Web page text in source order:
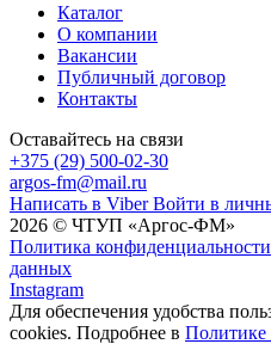
Каталог
О компании
Вакансии
Публичный договор
Контакты
Оставайтесь на связи
+375 (29) 500-02-30
argos-fm@mail.ru
Написать в Viber Войти в
2026 © ЧТУП «Аргос-ФМ»
Политика конфиденциальности
данных
Instagram
Для обеспечения удобства
cookies. Подробнее в Политике